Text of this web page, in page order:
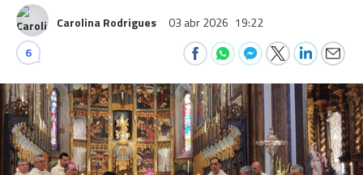
Carolina Rodrigues 03 abr 2026 19:22
6